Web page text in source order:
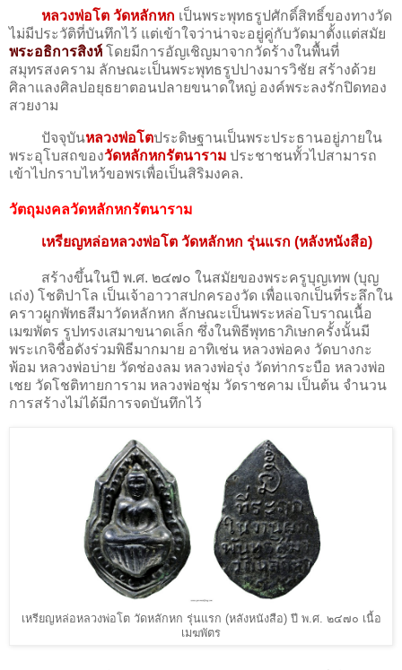
หลวงพ่อโต วัดหลักหก เป็นพระพุทธรูปศักดิ์สิทธิ์ของทางวัด
ไม่มีประวัติที่บันทึกไว้ แต่เข้าใจว่าน่าจะอยู่คู่กับวัดมาตั้งแต่สมัย
พระอธิการสิงห์ โดยมีการอัญเชิญมาจากวัดร้างในพื้นที่
สมุทรสงคราม ลักษณะเป็นพระพุทธรูปปางมารวิชัย สร้างด้วย
ศิลาแลงศิลปอยุธยาตอนปลายขนาดใหญ่ องค์พระลงรักปิดทอง
สวยงาม
ปัจจุบันหลวงพ่อโตประดิษฐานเป็นพระประธานอยู่ภายใน
พระอุโบสถของวัดหลักหกรัตนาราม ประชาชนทั้วไปสามารถ
เข้าไปกราบไหว้ขอพรเพื่อเป็นสิริมงคล.
วัตถุมงคลวัดหลักหกรัตนาราม
เหรียญหล่อหลวงพ่อโต วัดหลักหก รุ่นแรก (หลังหนังสือ)
สร้างขึ้นในปี พ.ศ. ๒๔๗๐ ในสมัยของพระครูบุญเทพ (บุญ
เถ่ง) โชติปาโล เป็นเจ้าอาวาสปกครองวัด เพื่อแจกเป็นที่ระลึกใน
คราวผูกพัทธสีมาวัดหลักหก ลักษณะเป็นพระหล่อโบราณเนื้อ
เมฆพัตร รูปทรงเสมาขนาดเล็ก ซึ่งในพิธีพุทธาภิเษกครั้งนั้นมี
พระเกจิชื่อดังร่วมพิธีมากมาย อาทิเช่น หลวงพ่อคง วัดบางกะ
พ้อม หลวงพ่อบ่าย วัดช่องลม หลวงพ่อรุ่ง วัดท่ากระบือ หลวงพ่อ
เชย วัดโชติทายการาม หลวงพ่อชุ่ม วัดราชคาม เป็นต้น จำนวน
การสร้างไม่ได้มีการจดบันทึกไว้
เหรียญหล่อหลวงพ่อโต วัดหลักหก รุ่นแรก (หลังหนังสือ) ปี พ.ศ. ๒๔๗๐ เนื้อ
เมฆพัตร